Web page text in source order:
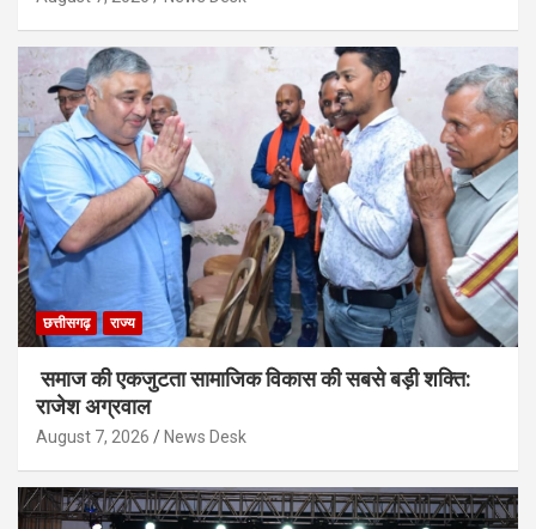
छत्तीसगढ़ राज्य
समाज की एकजुटता सामाजिक विकास की सबसे बड़ी शक्ति:
राजेश अग्रवाल
August 7, 2026 News Desk